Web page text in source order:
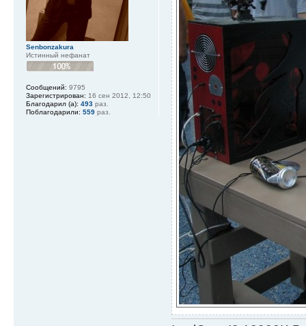
Senbonzakura
Истинный нефанат
Сообщений: 9795
Зарегистрирован: 16 сен 2012, 12:50
Благодарил (а): 493 раз.
Поблагодарили: 559 раз.